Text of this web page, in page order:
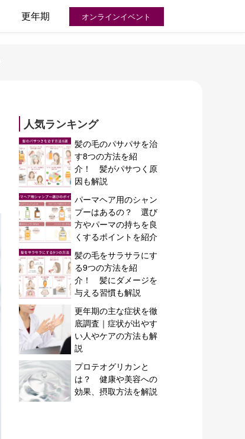
更年期 オンラインイベント
人気ランキング
髪の毛のパサパサを治
す8つの方法を紹
介！ 髪がパサつく原
因も解説
パーマヘア用のシャン
プーはあるの？ 選び
方やパーマの持ちを良
くするポイントを紹介
髪の毛をサラサラにす
る9つの方法を紹
介！ 髪にダメージを
与える習慣も解説
更年期の主な症状を徹
底調査｜症状が出やす
い人やケアの方法も解
説
プロテオグリカンと
は？ 健康や美容への
効果、摂取方法を解説